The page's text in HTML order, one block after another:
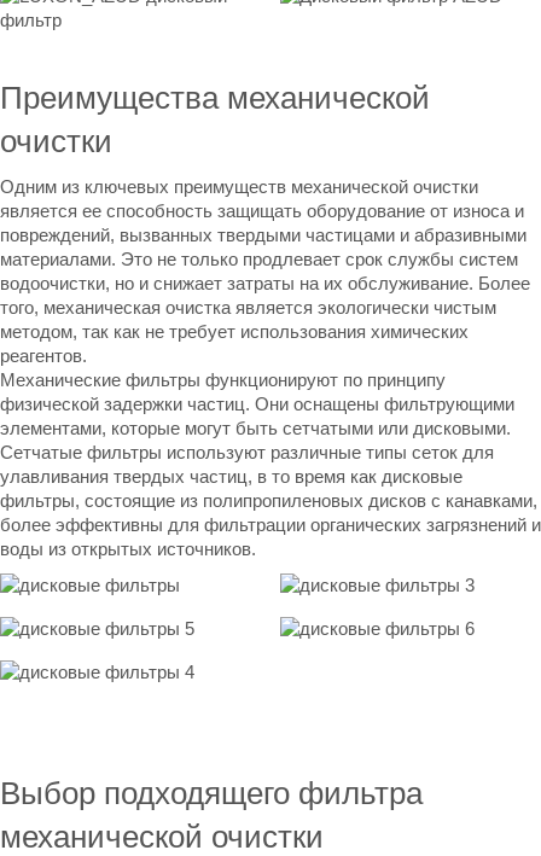
Преимущества механической
очистки
Одним из ключевых преимуществ механической очистки
является ее способность защищать оборудование от износа и
повреждений, вызванных твердыми частицами и абразивными
материалами. Это не только продлевает срок службы систем
водоочистки, но и снижает затраты на их обслуживание. Более
того, механическая очистка является экологически чистым
методом, так как не требует использования химических
реагентов.
Механические фильтры функционируют по принципу
физической задержки частиц. Они оснащены фильтрующими
элементами, которые могут быть сетчатыми или дисковыми.
Сетчатые фильтры используют различные типы сеток для
улавливания твердых частиц, в то время как дисковые
фильтры, состоящие из полипропиленовых дисков с канавками,
более эффективны для фильтрации органических загрязнений и
воды из открытых источников.
Выбор подходящего фильтра
механической очистки